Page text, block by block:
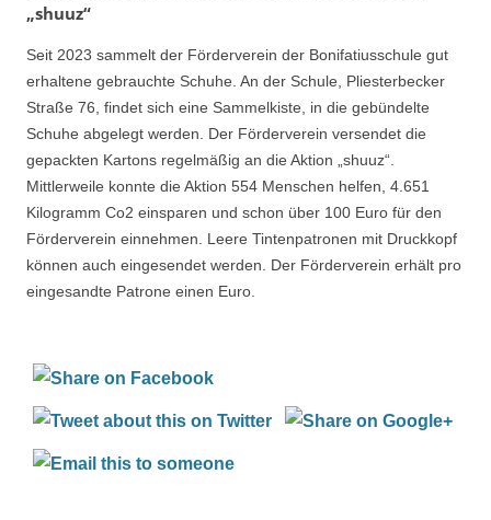
„shuuz“
Seit 2023 sammelt der Förderverein der Bonifatiusschule gut
erhaltene gebrauchte Schuhe. An der Schule, Pliesterbecker
Straße 76, findet sich eine Sammelkiste, in die gebündelte
Schuhe abgelegt werden. Der Förderverein versendet die
gepackten Kartons regelmäßig an die Aktion „shuuz“.
Mittlerweile konnte die Aktion 554 Menschen helfen, 4.651
Kilogramm Co2 einsparen und schon über 100 Euro für den
Förderverein einnehmen. Leere Tintenpatronen mit Druckkopf
können auch eingesendet werden. Der Förderverein erhält pro
eingesandte Patrone einen Euro.